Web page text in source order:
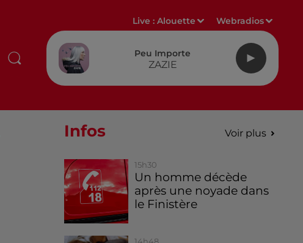
Live :Alouette Webradios
Peu Importe
ZAZIE
Infos Voir plus
15h30
Un homme décède
après une noyade dans
le Finistère